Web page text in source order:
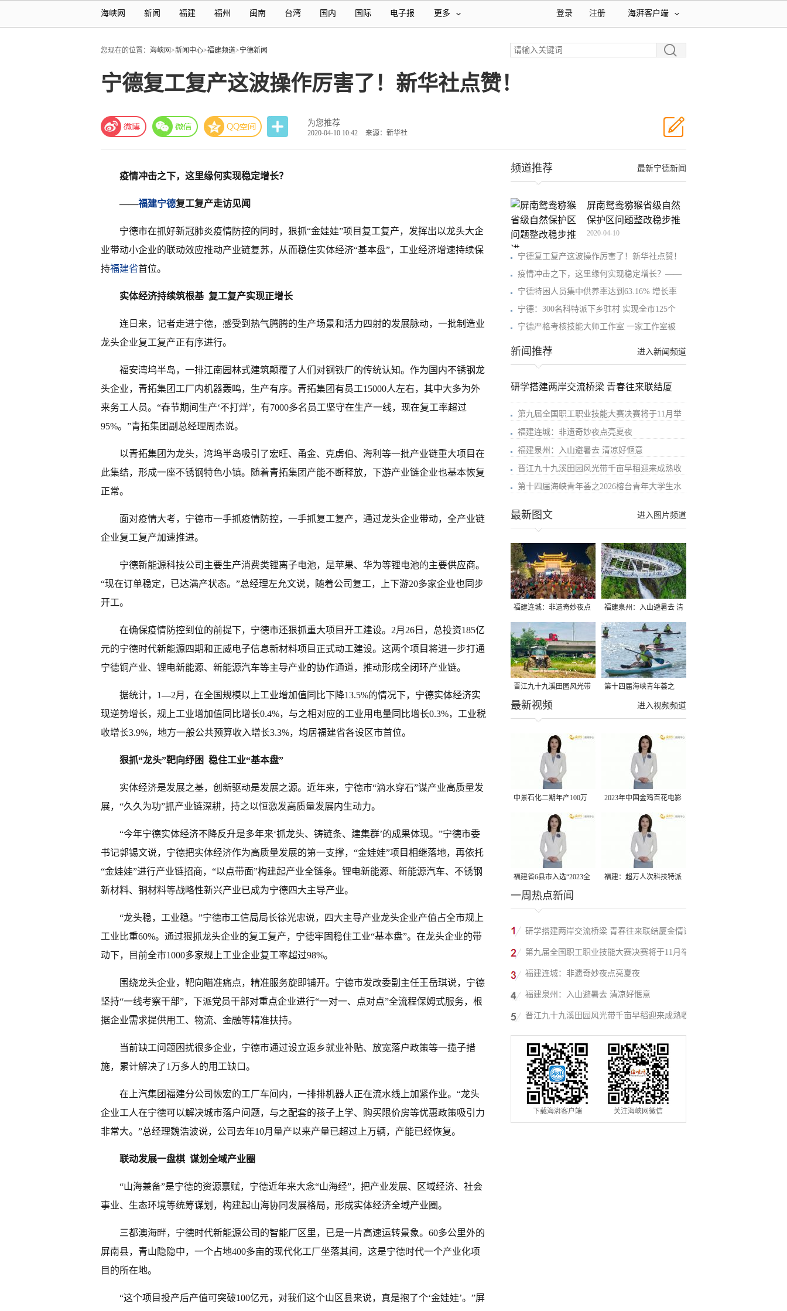
海峡网 新闻 福建 福州 闽南 台湾 国内 国际 电子报 更多 海湃客户端
注册
登录
您现在的位置： 海峡网>新闻中心>福建频道>宁德新闻
宁德复工复产这波操作厉害了！新华社点赞！
为您推荐
2020-04-10 10:42 来源：新华社
疫情冲击之下，这里缘何实现稳定增长？
——福建宁德复工复产走访见闻
宁德市在抓好新冠肺炎疫情防控的同时，狠抓“金娃娃”项目复工复产，发挥出以龙头大企
业带动小企业的联动效应推动产业链复苏，从而稳住实体经济“基本盘”，工业经济增速持续保
持福建省首位。
实体经济持续筑根基 复工复产实现正增长
连日来，记者走进宁德，感受到热气腾腾的生产场景和活力四射的发展脉动，一批制造业
龙头企业复工复产正有序进行。
福安湾坞半岛，一排江南园林式建筑颠覆了人们对钢铁厂的传统认知。作为国内不锈钢龙
头企业，青拓集团工厂内机器轰鸣，生产有序。青拓集团有员工15000人左右，其中大多为外
来务工人员。“春节期间生产‘不打烊’，有7000多名员工坚守在生产一线，现在复工率超过
95%。”青拓集团副总经理周杰说。
以青拓集团为龙头，湾坞半岛吸引了宏旺、甬金、克虏伯、海利等一批产业链重大项目在
此集结，形成一座不锈钢特色小镇。随着青拓集团产能不断释放，下游产业链企业也基本恢复
正常。
面对疫情大考，宁德市一手抓疫情防控，一手抓复工复产，通过龙头企业带动，全产业链
企业复工复产加速推进。
宁德新能源科技公司主要生产消费类锂离子电池，是苹果、华为等锂电池的主要供应商。
“现在订单稳定，已达满产状态。”总经理左允文说，随着公司复工，上下游20多家企业也同步
开工。
在确保疫情防控到位的前提下，宁德市还狠抓重大项目开工建设。2月26日，总投资185亿
元的宁德时代新能源四期和正威电子信息新材料项目正式动工建设。这两个项目将进一步打通
宁德铜产业、锂电新能源、新能源汽车等主导产业的协作通道，推动形成全闭环产业链。
据统计，1—2月，在全国规模以上工业增加值同比下降13.5%的情况下，宁德实体经济实
现逆势增长，规上工业增加值同比增长0.4%，与之相对应的工业用电量同比增长0.3%，工业税
收增长3.9%，地方一般公共预算收入增长3.3%，均居福建省各设区市首位。
狠抓“龙头”靶向纾困 稳住工业“基本盘”
实体经济是发展之基，创新驱动是发展之源。近年来，宁德市“滴水穿石”谋产业高质量发
展，“久久为功”抓产业链深耕，持之以恒激发高质量发展内生动力。
“今年宁德实体经济不降反升是多年来‘抓龙头、铸链条、建集群’的成果体现。”宁德市委
书记郭锡文说，宁德把实体经济作为高质量发展的第一支撑，“金娃娃”项目相继落地，再依托
“金娃娃”进行产业链招商，“以点带面”构建起产业全链条。锂电新能源、新能源汽车、不锈钢
新材料、铜材料等战略性新兴产业已成为宁德四大主导产业。
“龙头稳，工业稳。”宁德市工信局局长徐光忠说，四大主导产业龙头企业产值占全市规上
工业比重60%。通过狠抓龙头企业的复工复产，宁德牢固稳住工业“基本盘”。在龙头企业的带
动下，目前全市1000多家规上工业企业复工率超过98%。
围绕龙头企业，靶向瞄准痛点，精准服务旋即铺开。宁德市发改委副主任王岳琪说，宁德
坚持“一线考察干部”，下派党员干部对重点企业进行“一对一、点对点”全流程保姆式服务，根
据企业需求提供用工、物流、金融等精准扶持。
当前缺工问题困扰很多企业，宁德市通过设立返乡就业补贴、放宽落户政策等一揽子措
施，累计解决了1万多人的用工缺口。
在上汽集团福建分公司恢宏的工厂车间内，一排排机器人正在流水线上加紧作业。“龙头
企业工人在宁德可以解决城市落户问题，与之配套的孩子上学、购买限价房等优惠政策吸引力
非常大。”总经理魏浩波说，公司去年10月量产以来产量已超过上万辆，产能已经恢复。
联动发展一盘棋 谋划全域产业圈
“山海兼备”是宁德的资源禀赋，宁德近年来大念“山海经”，把产业发展、区域经济、社会
事业、生态环境等统筹谋划，构建起山海协同发展格局，形成实体经济全域产业圈。
三都澳海畔，宁德时代新能源公司的智能厂区里，已是一片高速运转景象。60多公里外的
屏南县，青山隐隐中，一个占地400多亩的现代化工厂坐落其间，这是宁德时代一个产业化项
目的所在地。
“这个项目投产后产值可突破100亿元，对我们这个山区县来说，真是抱了个‘金娃娃’。”屏
最新宁德新闻
频道推荐
屏南鸳鸯猕猴省级自然
保护区问题整改稳步推
进
2020-04-10
宁德复工复产这波操作厉害了！新华社点赞！
疫情冲击之下，这里缘何实现稳定增长？——
宁德特困人员集中供养率达到63.16% 增长率
宁德：300名科特派下乡驻村 实现全市125个
宁德严格考核技能大师工作室 一家工作室被
进入新闻频道
新闻推荐
研学搭建两岸交流桥梁 青春往来联结厦
第九届全国职工职业技能大赛决赛将于11月举
福建连城：非遗奇妙夜点亮夏夜
福建泉州：入山避暑去 清凉好惬意
晋江九十九溪田园风光带千亩早稻迎来成熟收
第十四届海峡青年荟之2026榕台青年大学生水
进入图片频道
最新图文
福建连城：非遗奇妙夜点
亮夏夜
福建泉州：入山避暑去 清
凉好惬意
晋江九十九溪田园风光带
千亩早稻迎来成熟收割季
第十四届海峡青年荟之
2026榕台青年大学生水上
进入视频频道
最新视频
中景石化二期年产100万
吨丙烷脱氢项目建成中交
2023年中国金鸡百花电影
节有福电影巡展31日启动
福建省6县市入选“2023全
国县域发展潜力百强县”
福建：超万人次科技特派
一周热点新闻
研学搭建两岸交流桥梁 青春往来联结厦金情谊
第九届全国职工职业技能大赛决赛将于11月举
行
福建连城：非遗奇妙夜点亮夏夜
福建泉州：入山避暑去 清凉好惬意
晋江九十九溪田园风光带千亩早稻迎来成熟收
割季
下载海湃客户端 关注海峡网微信